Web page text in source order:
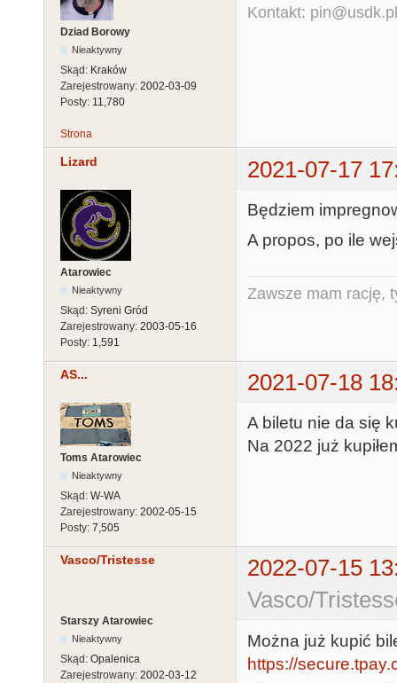
Dziad Borowy
Nieaktywny
Skąd: Kraków
Zarejestrowany: 2002-03-09
Posty: 11,780
Kontakt: pin@usdk.pl
Strona
Lizard 2021-07-17
Atarowiec
Nieaktywny
Skąd: Syreni Gród
Zarejestrowany: 2003-05-16
Posty: 1,591
Będziem
A propos, po ile
Zawsze mam rację,
AS... 2021-07-18
Toms Atarowiec
Nieaktywny
Skąd: W-WA
Zarejestrowany: 2002-05-15
Posty: 7,505
A biletu nie da się
Na 2022 już
Vasco/Tristesse
2022-07-15
Vasco/
Starszy Atarowiec
Nieaktywny
Skąd: Opalenica
Zarejestrowany: 2002-03-12
Można już kupić
https://